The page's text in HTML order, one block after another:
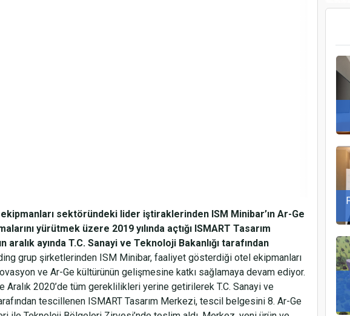
sektöründeki lider iştiraklerinden ISM Minibar’ın Ar-Ge
yürütmek üzere 2019 yılında açtığı ISMART Tasarım
aralık ayında T.C. Sanayi ve Teknoloji Bakanlığı tarafından
grup şirketlerinden ISM Minibar, faaliyet gösterdiği otel ekipmanları
ve Ar-Ge kültürünün gelişmesine katkı sağlamaya devam ediyor.
Aralık 2020’de tüm gereklilikleri yerine getirilerek T.C. Sanayi ve
tescillenen ISMART Tasarım Merkezi, tescil belgesini 8. Ar-Ge